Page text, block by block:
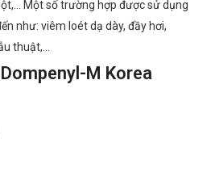
Một số trường hợp được sử dụng
như: viêm loét dạ dày, đầy hơi,
thuật,...
M Korea